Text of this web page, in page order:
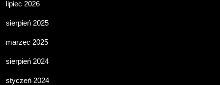
lipiec 2026
sierpień 2025
marzec 2025
sierpień 2024
styczeń 2024